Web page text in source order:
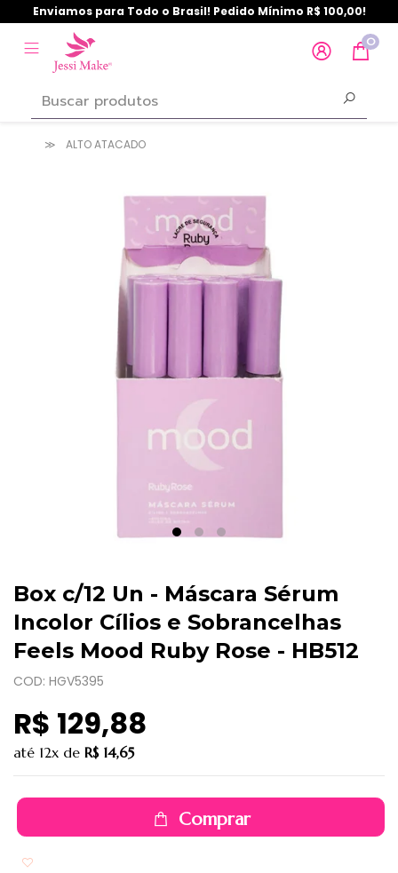
Enviamos para Todo o Brasil! Pedido Mínimo R$ 100,00!
0
ALTO ATACADO
Box c/12 Un - Máscara Sérum
Incolor Cílios e Sobrancelhas
Feels Mood Ruby Rose - HB512
COD: HGV5395
R$ 129,88
até 12x de R$ 14,65
Comprar